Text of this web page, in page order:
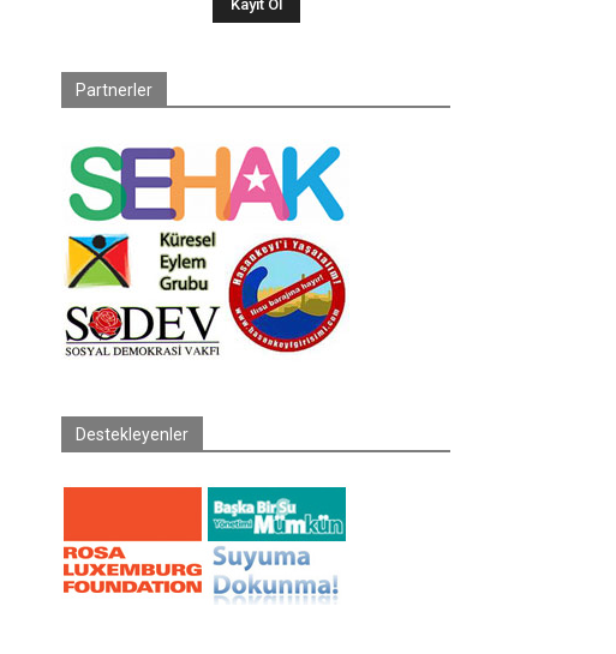
Partnerler
Destekleyenler